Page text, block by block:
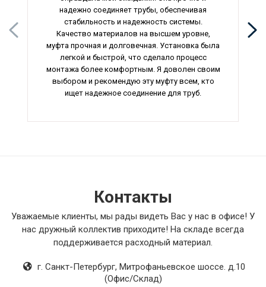
надежно соединяет трубы, обеспечивая
стабильность и надежность системы.
Качество материалов на высшем уровне,
муфта прочная и долговечная. Установка была
легкой и быстрой, что сделало процесс
монтажа более комфортным. Я доволен своим
выбором и рекомендую эту муфту всем, кто
ищет надежное соединение для труб.
Контакты
Уважаемые клиенты, мы рады видеть Вас у нас в офисе! У
нас дружный коллектив приходите! На складе всегда
поддерживается расходный материал.
г. Санкт-Петербург, Митрофаньевское шоссе. д.10
(Офис/Склад)